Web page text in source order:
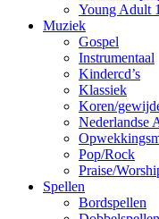
Young Adult
Muziek
Gospel
Instrumentaal
Kindercd’s
Klassiek
Koren/
Nederlandse
Pop/Rock
Praise/
Spellen
Bordspellen